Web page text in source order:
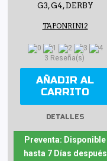
G3, G4, DERBY
TAPONRIN12
3 Reseña(s)
AÑADIR AL
CARRITO
DETALLES
Preventa: Disponible
hasta 7 Días después